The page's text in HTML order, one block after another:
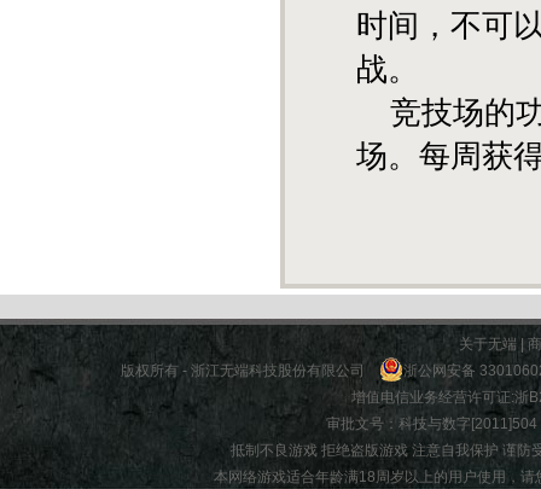
时间，不可
战。
竞技场的
场。每周获
关于无端 |
版权所有 - 浙江无端科技股份有限公司
浙公网安备
增值电信业务经营许可证:浙
审批文号：科技与数字
抵制不良游戏 拒绝盗版游戏 注意自我保护 谨
本网络游戏适合年龄满18周岁以上的用户使用，